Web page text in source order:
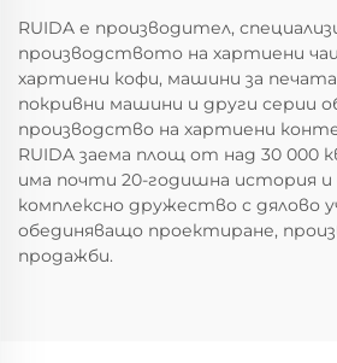
RUIDA е производител,
производството на хартиени
хартиени кофи, машини за
покривни машини и други серии
производство на хартиени
RUIDA заема площ от над 30 000
има почти 20-годишна история и
комплексно дружество с дялово
обединяващо проектиране,
продажби.